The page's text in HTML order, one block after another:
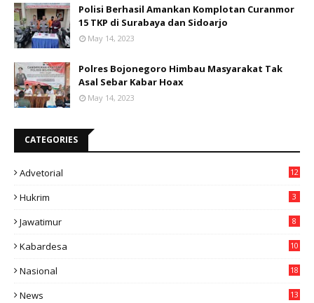
Polisi Berhasil Amankan Komplotan Curanmor
15 TKP di Surabaya dan Sidoarjo
May 14, 2023
Polres Bojonegoro Himbau Masyarakat Tak
Asal Sebar Kabar Hoax
May 14, 2023
CATEGORIES
Advetorial 12
Hukrim 3
Jawatimur 8
Kabardesa
10
Nasional
18
News
13